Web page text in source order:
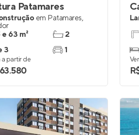
Patamares
em Patamares,
e 63 m²
3
2
1
a partir de